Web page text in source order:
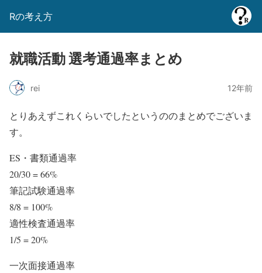
Rの考え方
就職活動 選考通過率まとめ
rei 12年前
とりあえずこれくらいでしたというののまとめでございま
す。
ES・書類通過率
20/30 = 66%
筆記試験通過率
8/8 = 100%
適性検査通過率
1/5 = 20%
一次面接通過率